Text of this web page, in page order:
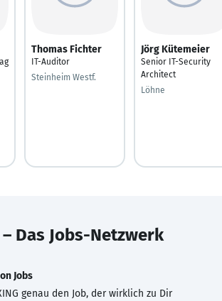
Thomas Fichter
IT-Auditor
Steinheim Westf.
Jörg Kütemeier
Senior IT-Security
Architect
Löhne
– Das Jobs-Netzwerk
Jobs
genau den Job, der wirklich zu Dir